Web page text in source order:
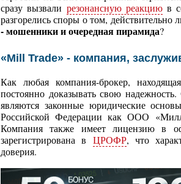
сразу вызвали резонансную реакциюв
разгорелись споры о том,
- мошенники и очередная пирамида?
«Mill Trade» - компания,
Как любая компания-брокер,
постоянно доказывать свою
являются законные юридические
Российской Федерации как ООО «Милл
Компания также имеет лицензию в
зарегистрирована в ЦРОФР, что
доверия.